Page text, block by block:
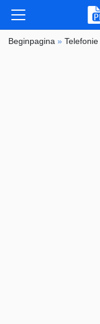
Beginpagina »Telefonie